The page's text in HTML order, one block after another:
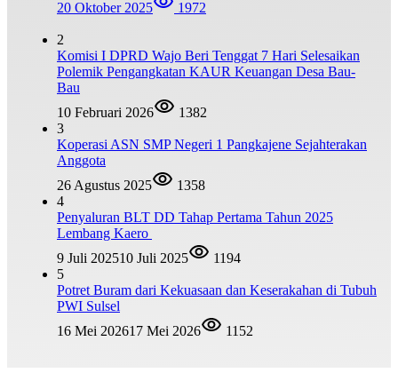
20 Oktober 2025
1972
2
Komisi I DPRD Wajo Beri Tenggat 7 Hari Selesaikan
Polemik Pengangkatan KAUR Keuangan Desa Bau-
Bau
10 Februari 2026
1382
3
Koperasi ASN SMP Negeri 1 Pangkajene Sejahterakan
Anggota
26 Agustus 2025
1358
4
Penyaluran BLT DD Tahap Pertama Tahun 2025
Lembang Kaero
9 Juli 202510 Juli 2025
1194
5
Potret Buram dari Kekuasaan dan Keserakahan di Tubuh
PWI Sulsel
16 Mei 202617 Mei 2026 1152